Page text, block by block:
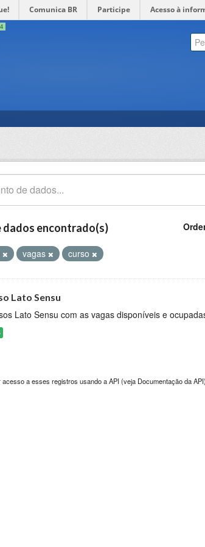
Comunica BR Participe Acesso à
4
dados encontrado(s)
vagas curso
Lato Sensu
Lato Sensu com as vagas disponíveis e
acesso a esses registros usando aAPI(veja Documentação da API